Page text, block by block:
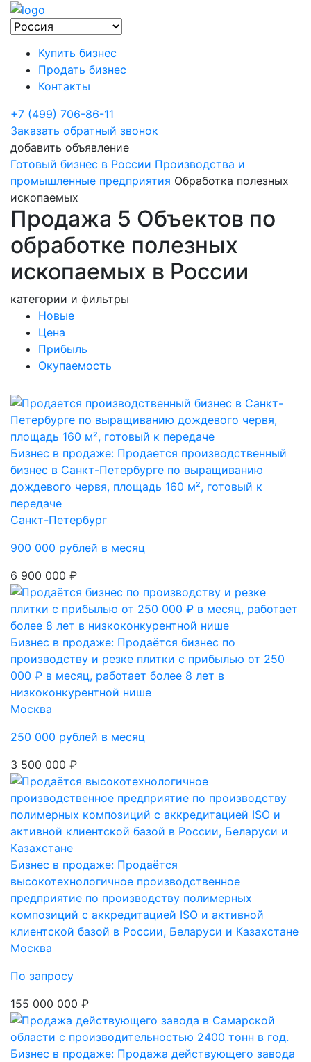
Купить бизнес
Продать бизнес
Контакты
+7 (499) 706-86-11
Заказать обратный звонок
добавить объявление
Готовый бизнес в России Производства и
промышленные предприятия Обработка полезных
ископаемых
Продажа 5 Объектов по
обработке полезных
ископаемых в России
категории и фильтры
Новые
Цена
Прибыль
Окупаемость
Бизнес в продаже: Продается производственный
бизнес в Санкт-Петербурге по выращиванию
дождевого червя, площадь 160 м², готовый к
передаче
Санкт-Петербург
900 000 рублей в месяц
6 900 000 ₽
Бизнес в продаже: Продаётся бизнес по
производству и резке плитки с прибылью от 250
000 ₽ в месяц, работает более 8 лет в
низкоконкурентной нише
Москва
250 000 рублей в месяц
3 500 000 ₽
Бизнес в продаже: Продаётся
высокотехнологичное производственное
предприятие по производству полимерных
композиций с аккредитацией ISO и активной
клиентской базой в России, Беларуси и Казахстане
Москва
По запросу
155 000 000 ₽
Бизнес в продаже: Продажа действующего завода